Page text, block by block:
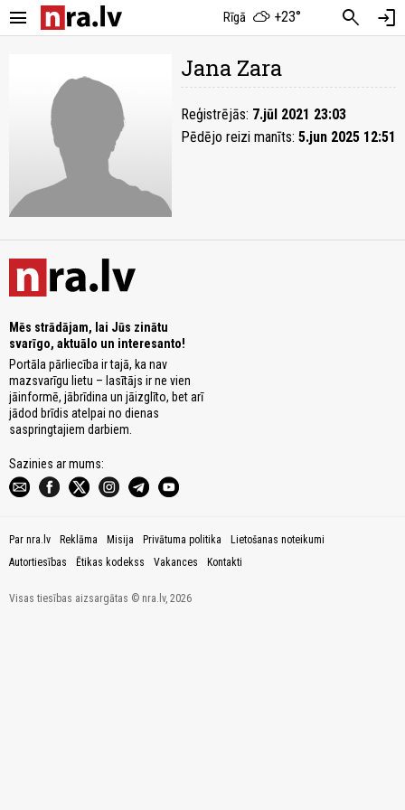
menu Rīgā +23° search login
Jana Zara
Reģistrējās: 7.jūl 2021 23:03
Pēdējo reizi manīts: 5.jun 2025 12:51
Mēs strādājam, lai Jūs zinātu
svarīgo, aktuālo un interesanto!
Portāla pārliecība ir tajā, ka nav
mazsvarīgu lietu – lasītājs ir ne vien
jāinformē, jābrīdina un jāizglīto, bet arī
jādod brīdis atelpai no dienas
saspringtajiem darbiem.
Sazinies ar mums:
Par nra.lv Reklāma Misija Privātuma politika
Lietošanas noteikumi
Autortiesības
Ētikas kodekss Vakances Kontakti
Visas tiesības aizsargātas © nra.lv, 2026